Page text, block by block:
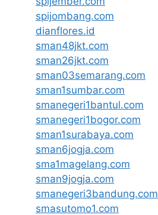
spijombang.com
dianflores.id
sman48jkt.com
sman26jkt.com
sman03semarang.com
sman1sumbar.com
smanegeri1bantul.com
smanegeri1bogor.com
sman1surabaya.com
sman6jogja.com
sma1magelang.com
sman9jogja.com
smanegeri3bandung.com
smasutomo1.com